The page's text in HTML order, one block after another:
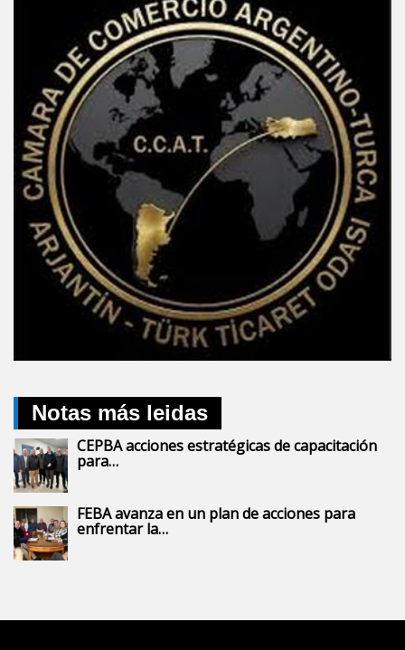
Notas más leidas
CEPBA acciones estratégicas de capacitación
para…
FEBA avanza en un plan de acciones para
enfrentar la…